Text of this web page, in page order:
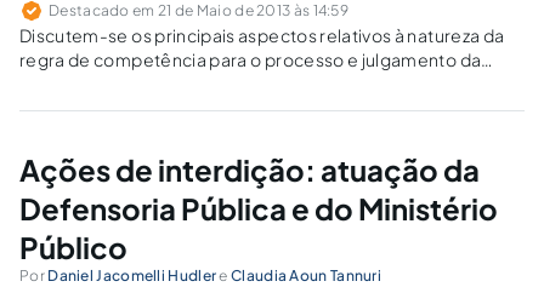
Destacado em 21 de Maio de 2013 às 14:59
Discutem-se os principais aspectos relativos à natureza da
regra de competência para o processo e julgamento da
Ações de interdição: atuação da
Defensoria Pública e do Ministério
Público
Por Daniel Jacomelli HudlereClaudia Aoun Tannuri